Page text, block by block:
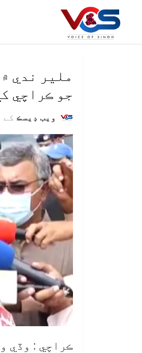
ملير ندي
جو ڪراچي
ويب ڊيسڪ کے
ڪراچي : وڏي